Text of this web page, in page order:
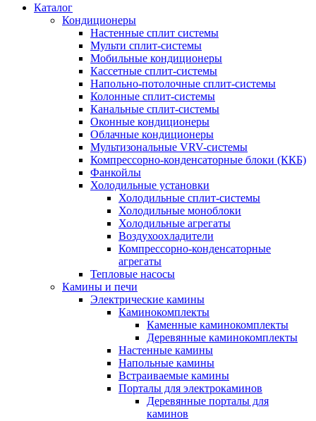
Каталог
Кондиционеры
Настенные сплит системы
Мульти сплит-системы
Мобильные кондиционеры
Кассетные сплит-системы
Напольно-потолочные сплит-системы
Колонные сплит-системы
Канальные сплит-системы
Оконные кондиционеры
Облачные кондиционеры
Мультизональные VRV-системы
Компрессорно-конденсаторные блоки (ККБ)
Фанкойлы
Холодильные установки
Холодильные сплит-системы
Холодильные моноблоки
Холодильные агрегаты
Воздухоохладители
Компрессорно-конденсаторные
агрегаты
Тепловые насосы
Камины и печи
Электрические камины
Каминокомплекты
Каменные каминокомплекты
Деревянные каминокомплекты
Настенные камины
Напольные камины
Встраиваемые камины
Порталы для электрокаминов
Деревянные порталы для
каминов